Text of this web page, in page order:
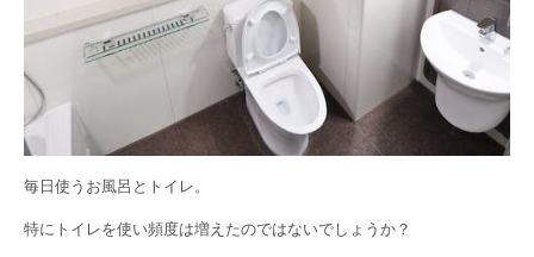
毎日使うお風呂とトイレ。
特にトイレを使い頻度は増えたのではないでしょうか？